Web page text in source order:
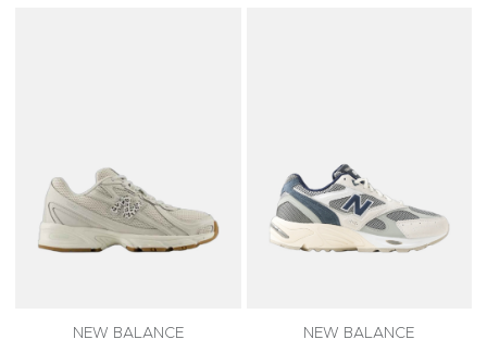
NEW BALANCE
NEW BALANCE